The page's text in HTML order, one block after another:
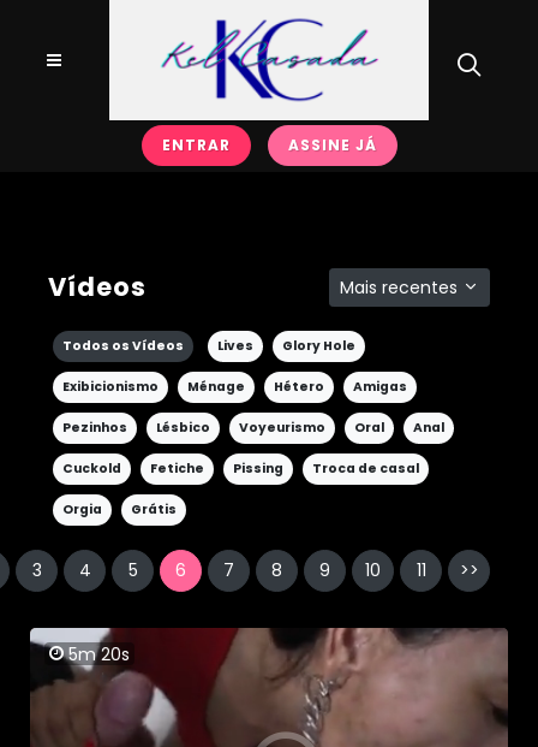
ENTRAR ASSINE JÁ
Vídeos Mais recentes
Todos os Vídeos Lives Glory Hole
Exibicionismo Ménage Hétero Amigas
Pezinhos Lésbico Voyeurismo Oral Anal
Cuckold Fetiche Pissing Troca de casal
Orgia Grátis
3 4 5 6 7 8 9 10 11 >>
5m 20s